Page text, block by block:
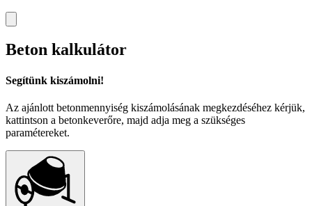
Beton kalkulátor
Segítünk kiszámolni!
Az ajánlott betonmennyiség kiszámolásának megkezdéséhez kérjük,
kattintson a betonkeverőre, majd adja meg a szükséges
paramétereket.